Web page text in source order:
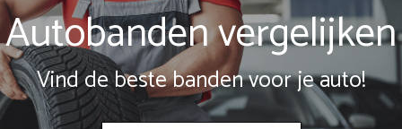
Autobanden vergelijken
Vind de beste banden voor je auto!